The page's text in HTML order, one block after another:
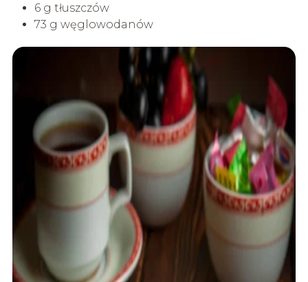
6 g tłuszczów
73 g węglowodanów